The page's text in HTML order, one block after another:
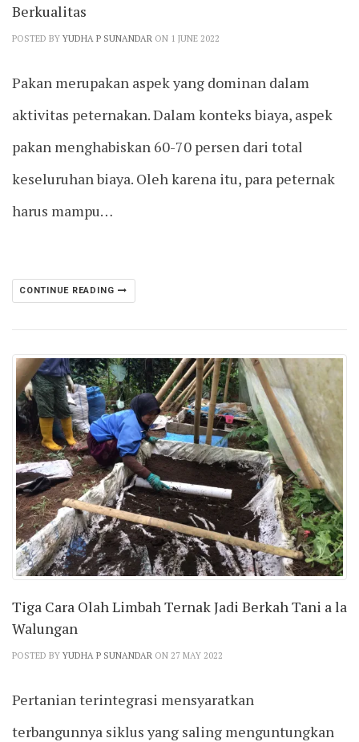
Berkualitas
POSTED BY YUDHA P SUNANDAR ON 1 JUNE 2022
Pakan merupakan aspek yang dominan dalam
aktivitas peternakan. Dalam konteks biaya, aspek
pakan menghabiskan 60-70 persen dari total
keseluruhan biaya. Oleh karena itu, para peternak
harus mampu…
CONTINUE READING
Tiga Cara Olah Limbah Ternak Jadi Berkah Tani a la
Walungan
POSTED BY YUDHA P SUNANDAR ON 27 MAY 2022
Pertanian terintegrasi mensyaratkan
terbangunnya siklus yang saling menguntungkan